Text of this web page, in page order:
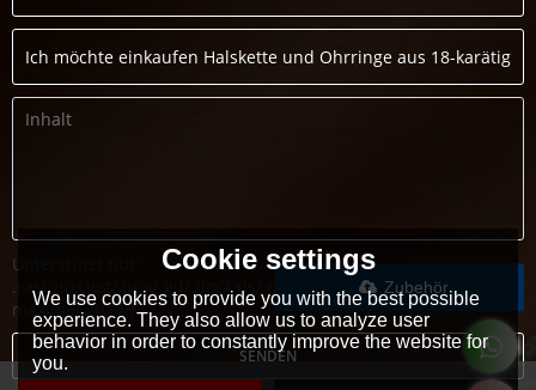
Unterstützt nur
.rar/.zip/.jpg/.png/.gif/.doc/.xls/.pdf,
maximal 20 MB
Zubehör
SENDEN
Cookie settings
We use cookies to provide you with the best possible
experience. They also allow us to analyze user
behavior in order to constantly improve the website for
you.